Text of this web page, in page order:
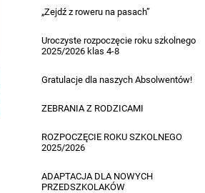
„Zejdź z roweru na pasach”
Uroczyste rozpoczęcie roku szkolnego
2025/2026 klas 4-8
Gratulacje dla naszych Absolwentów!
ZEBRANIA Z RODZICAMI
ROZPOCZĘCIE ROKU SZKOLNEGO
2025/2026
ADAPTACJA DLA NOWYCH
PRZEDSZKOLAKÓW